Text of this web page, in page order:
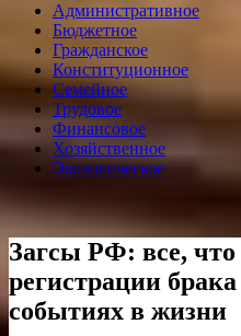
Административное
Бюджетное
Гражданское
Конституционное
Семейное
Трудовое
Финансовое
Хозяйственное
Экологическое
Загсы РФ: все, что
регистрации
событиях в жизни